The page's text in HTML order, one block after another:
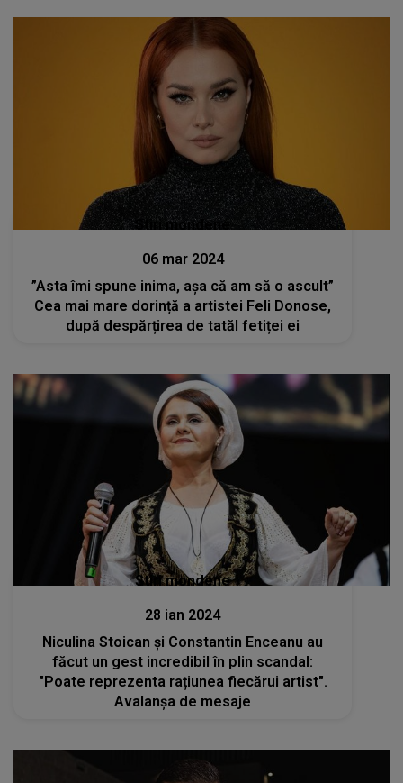
Stiri mondene
06 mar 2024
”Asta îmi spune inima, așa că am să o ascult”
Cea mai mare dorință a artistei Feli Donose,
după despărțirea de tatăl fetiței ei
Stiri mondene
28 ian 2024
Niculina Stoican și Constantin Enceanu au
făcut un gest incredibil în plin scandal:
"Poate reprezenta rațiunea fiecărui artist".
Avalanșa de mesaje